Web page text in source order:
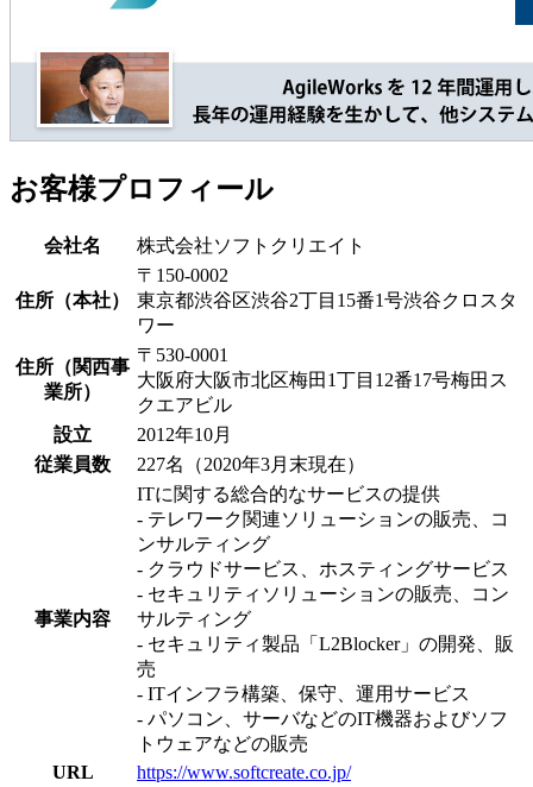
お客様プロフィール
会社名 株式会社ソフトクリエイト
住所（本社）
〒150-0002
東京都渋谷区渋谷2丁目15番1号渋谷クロスタ
ワー
住所（関西事
業所）
〒530-0001
大阪府大阪市北区梅田1丁目12番17号梅田ス
クエアビル
設立
2012年10月
従業員数
227名（2020年3月末現在）
事業内容
ITに関する総合的なサービスの提供
- テレワーク関連ソリューションの販売、コ
ンサルティング
- クラウドサービス、ホスティングサービス
- セキュリティソリューションの販売、コン
サルティング
- セキュリティ製品「L2Blocker」の開発、販
売
- ITインフラ構築、保守、運用サービス
- パソコン、サーバなどのIT機器およびソフ
トウェアなどの販売
URL
https://www.softcreate.co.jp/